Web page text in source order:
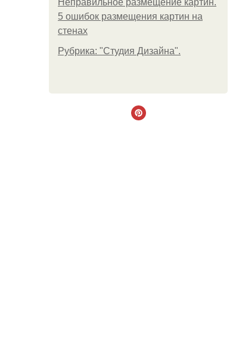
Неправильное размещение картин.
5 ошибок размещения картин на
стенах
Рубрика: "Студия Дизайна".